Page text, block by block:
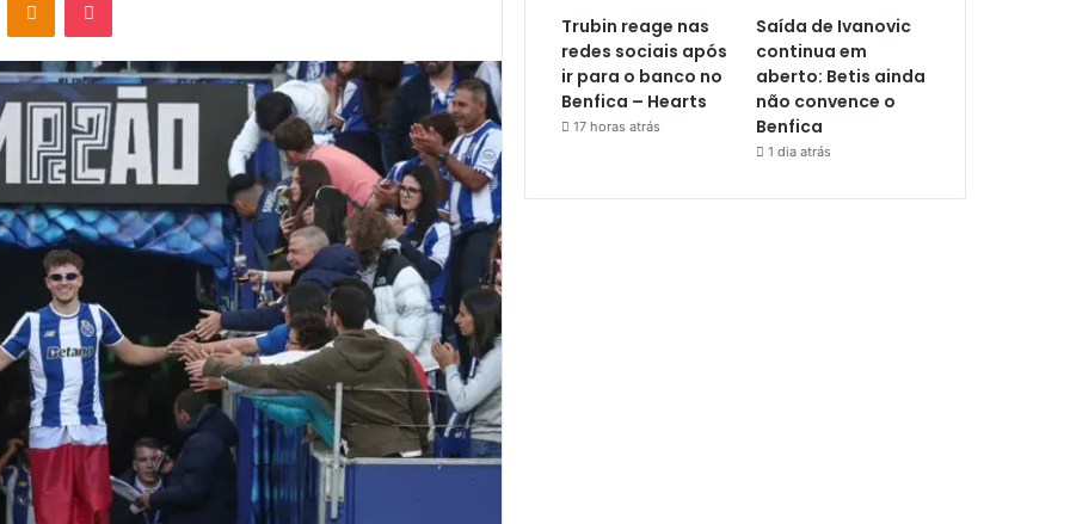
Trubin reage nas
redes sociais após
ir para o banco no
Benfica – Hearts
17 horas atrás
Saída de Ivanovic
continua em
aberto: Betis ainda
não convence o
Benfica
1 dia atrás